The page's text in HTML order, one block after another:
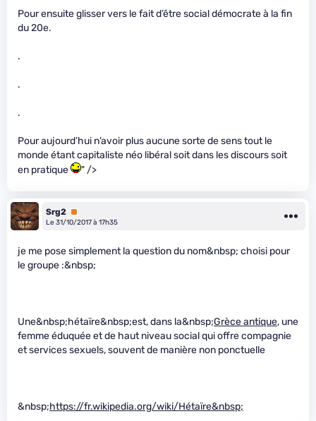
Pour ensuite glisser vers le fait d’être social démocrate à la fin
du 20e.
.
.
.
Pour aujourd’hui n’avoir plus aucune sorte de sens tout le
monde étant capitaliste néo libéral soit dans les discours soit
en pratique
" />
Srg2 Premium
Le 31/10/2017 à 17h35
je me pose simplement la question du nom&nbsp; choisi pour
le groupe :&nbsp;
Une&nbsp;hétaïre&nbsp;est, dans la&nbsp;Grèce antique, une
femme éduquée et de haut niveau social qui offre compagnie
et services sexuels, souvent de manière non ponctuelle
&nbsp;https://fr.wikipedia.org/wiki/Hétaïre&nbsp;